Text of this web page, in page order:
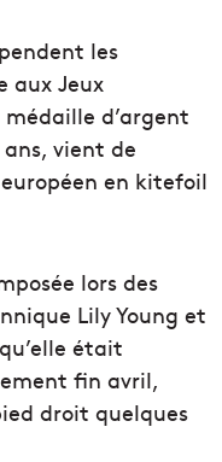
les
aux Jeux
d’argent
vient de
en kitefoil
lors des
Lily Young et
était
fin avril,
droit quelques